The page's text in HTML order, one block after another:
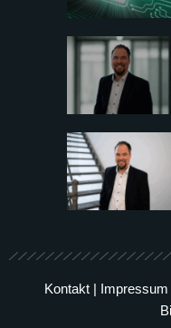
Kontakt| Impressum